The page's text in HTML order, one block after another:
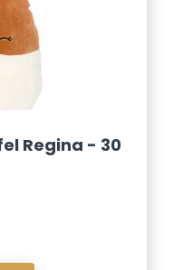
Regina - 30